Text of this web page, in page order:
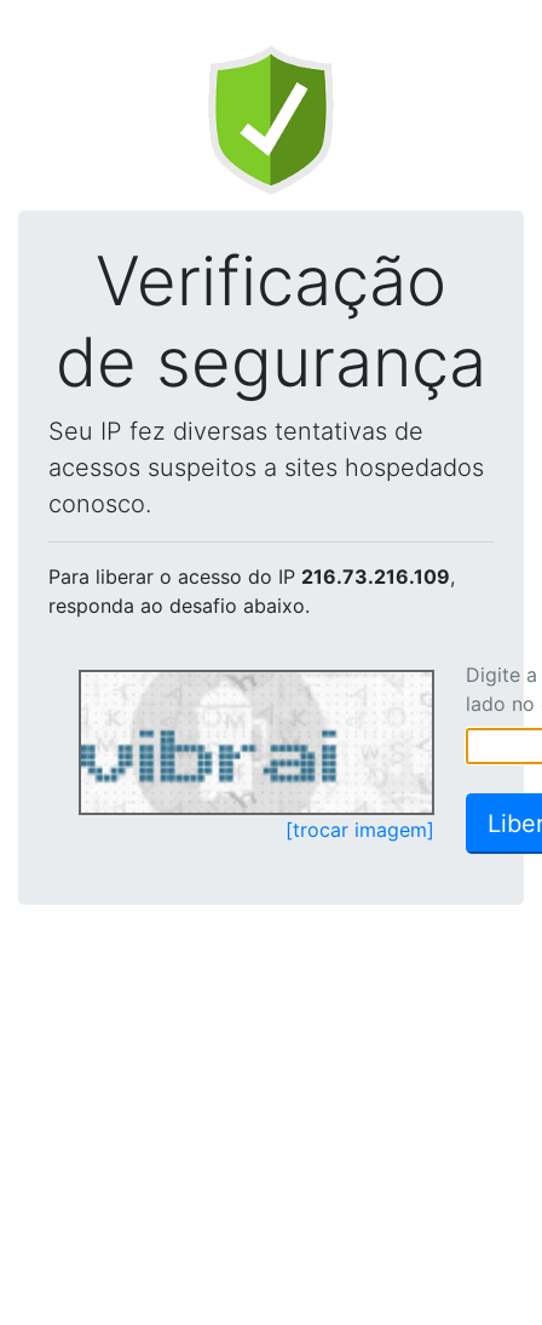
Verificação
de segurança
Seu IP fez diversas tentativas de
acessos suspeitos a sites hospedados
conosco.
Para liberar o acesso do IP 216.73.216.109,
responda ao desafio abaixo.
[trocar imagem]
Digite
lado no